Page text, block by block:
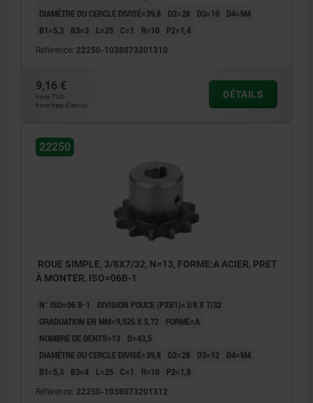
DIAMÈTRE DU CERCLE DIVISÉ=39,8
D2=28 D3=10
D4=M4
B1=5,3
B3=3 L=25 C=1 R=10 P2=1,4
Référence: 22250-1038073201310
9,16 €
hors TVA
hors frais d’envoi
DÉTAILS
22250
ROUE SIMPLE, 3/8X7/32, N=13, FORME:A ACIER, PRET
À MONTER, ISO=06B-1
N° ISO=06 B-1
DIVISION POUCE (PXB1)=3/8 X 7/32
GRADUATION EN MM=9,525 X 5,72
FORME=A
NOMBRE DE DENTS=13
D=43,5
DIAMÈTRE DU CERCLE DIVISÉ=39,8
D2=28 D3=12
D4=M4
B1=5,3
B3=4 L=25 C=1 R=10 P2=1,8
Référence: 22250-1038073201312